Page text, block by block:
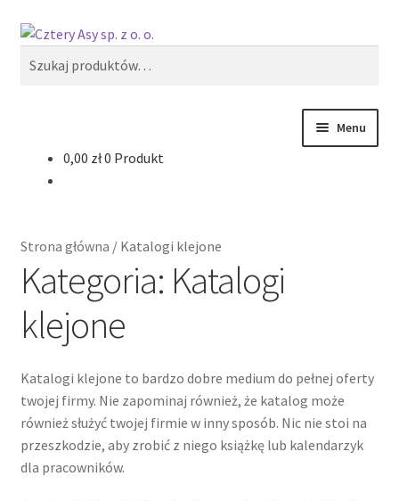
Przejdź
nawigacji
Przejdź
Szukaj
Menu
Produkty
Oferty specjalne
0,00 zł0 Produkt
Strona główna / Katalogi klejone
Kategoria: Katalogi
klejone
Katalogi klejone to bardzo dobre medium do pełnej oferty
twojej firmy. Nie zapominaj również, że katalog może
również służyć twojej firmie w inny sposób. Nic nie stoi na
przeszkodzie, aby zrobić z niego książkę lub kalendarzyk
dla pracowników.